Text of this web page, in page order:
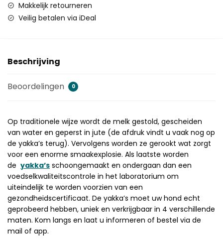
Makkelijk retourneren
Veilig betalen via iDeal
Beschrijving
Beoordelingen 0
Op traditionele wijze wordt de melk gestold, gescheiden
van water en geperst in jute (de afdruk vindt u vaak nog op
de yakka’s terug). Vervolgens worden ze gerookt wat zorgt
voor een enorme smaakexplosie. Als laatste worden
de yakka’s schoongemaakt en ondergaan dan een
voedselkwaliteitscontrole in het laboratorium om
uiteindelijk te worden voorzien van een
gezondheidscertificaat. De yakka’s moet uw hond echt
geprobeerd hebben, uniek en verkrijgbaar in 4 verschillende
maten. Kom langs en laat u informeren of bestel via de
mail of app.